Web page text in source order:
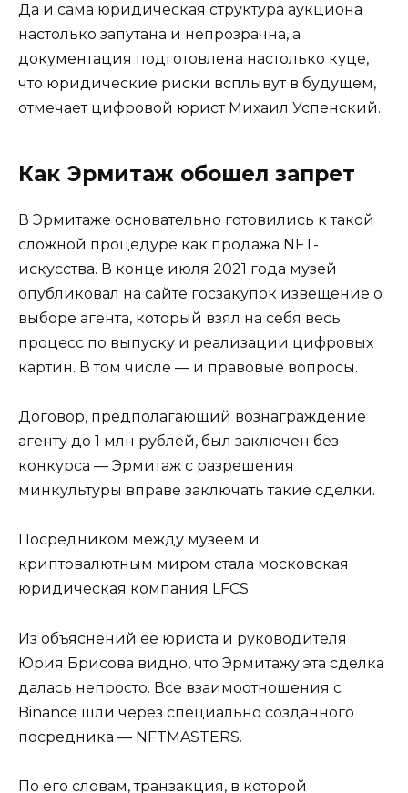
Да и сама юридическая структура аукциона
настолько запутана и непрозрачна, а
документация подготовлена настолько куце,
что юридические риски всплывут в будущем,
отмечает цифровой юрист Михаил Успенский.
Как Эрмитаж обошел запрет
В Эрмитаже основательно готовились к такой
сложной процедуре как продажа NFT-
искусства. В конце июля 2021 года музей
опубликовал на сайте госзакупок извещение о
выборе агента, который взял на себя весь
процесс по выпуску и реализации цифровых
картин. В том числе — и правовые вопросы.
Договор, предполагающий вознаграждение
агенту до 1 млн рублей, был заключен без
конкурса — Эрмитаж с разрешения
минкультуры вправе заключать такие сделки.
Посредником между музеем и
криптовалютным миром стала московская
юридическая компания LFCS.
Из объяснений ее юриста и руководителя
Юрия Брисова видно, что Эрмитажу эта сделка
далась непросто. Все взаимоотношения с
Binance шли через специально созданного
посредника — NFTMASTERS.
По его словам, транзакция, в которой